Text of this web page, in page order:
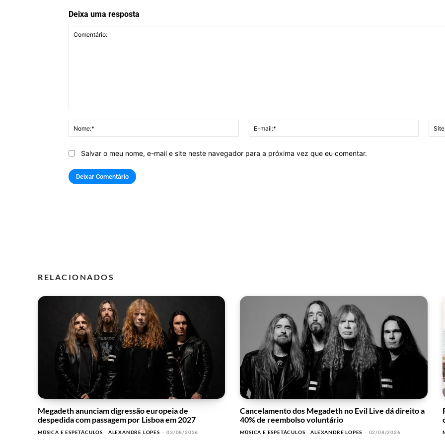
Deixa uma resposta
Nome:*
mail:*
Salvar o meu nome, e-mail e site neste navegador para a próxima vez que eu comentar.
RELACIONADOS
Megadeth anunciam digressão europeia de
despedida com passagem por Lisboa em 2027
MÚSICA E ESPETÁCULOS ALEXANDRE LOPES - 03/08/2026
Cancelamento dos Megadeth no Evil Live dá direito a
40% de reembolso voluntário
MÚSICA E ESPETÁCULOS ALEXANDRE LOPES - 02/08/2026